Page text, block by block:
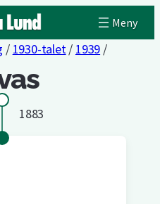
/ 1930-talet/ 1939 /
1883